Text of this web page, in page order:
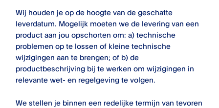
Wij houden je op de hoogte van de geschatte
leverdatum. Mogelijk moeten we de levering van een
product aan jou opschorten om: a) technische
problemen op te lossen of kleine technische
wijzigingen aan te brengen; of b) de
productbeschrijving bij te werken om wijzigingen in
relevante wet- en regelgeving te volgen.
We stellen je binnen een redelijke termijn van tevoren